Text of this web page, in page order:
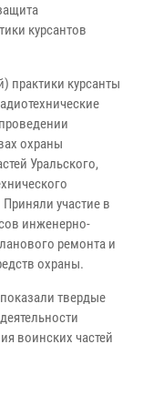
курсантов
практики курсанты
охраны
Уральского,
участие в
инженерно-
ремонта и
охраны.
твердые
воинских частей